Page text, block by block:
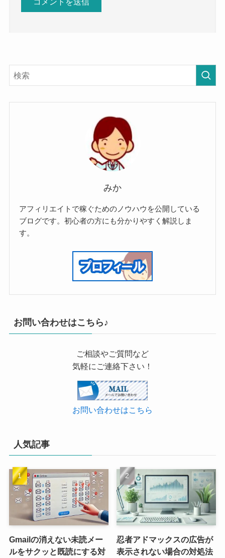
みか
アフィリエイトで稼ぐためのノウハウを公開している
ブログです。初心者の方にも分かりやすく解説しま
す。
お問い合わせはこちら♪
ご相談やご質問など
気軽にご連絡下さい！
お問い合わせはこちら
人気記事
Gmailの消えない未読メー
ルをサクッと既読にする対
忍者アドマックスの広告が
表示されない場合の対処法